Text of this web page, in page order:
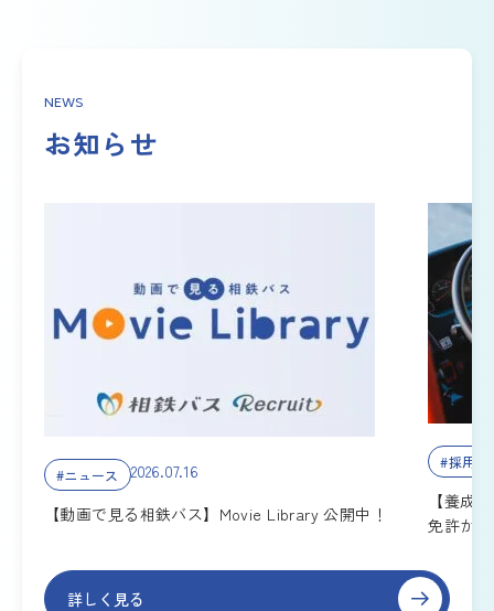
NEWS
お知らせ
#ニュース
2026.07.16
【動画で見る相鉄バス】Movie Library 公開中！
#採用情
【養成
免許か
詳しく見る